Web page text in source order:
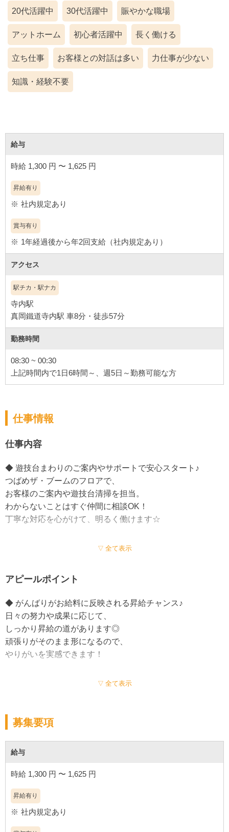
20代活躍中 30代活躍中 賑やかな職場
アットホーム 初心者活躍中 長く働ける
立ち仕事 お客様との対話は多い 力仕事が少ない
知識・経験不要
給与
時給 1,300 円 〜 1,625 円
昇給有り
社内規定あり
賞与有り
1年経過後から年2回支給（社内規定あり）
アクセス
駅チカ・駅ナカ
寺内駅
真岡鐵道寺内駅 車8分・徒歩57分
勤務時間
08:30 ~ 00:30
上記時間内で1日6時間～、週5日～勤務可能な方
仕事情報
仕事内容
◆ 遊技台まわりのご案内やサポートで安心スタート♪
つばめザ・ブームのフロアで、
お客様のご案内や遊技台清掃を担当。
わからないことはすぐ仲間に相談OK！
丁寧な対応を心がけて、明るく働けます☆
◆ 景品交換やカウンター業務も楽しく♪
未経験の方も丁寧に教えます。
◆ 機械管理で重たい作業なし！
各台計数機が導入済みなので、
玉運びなどの重労働がありません。
体への負担が少なく働きやすい！
全て表示
アピールポイント
◆ がんばりがお給料に反映される昇給チャンス♪
日々の努力や成果に応じて、
しっかり昇給の道があります◎
頑張りがそのまま形になるので、
やりがいを実感できます！
◆ うれしい賞与でモチベーションアップ☆
プラスアルファのご褒美も！
毎日の仕事に張り合いが出ます。
◆ 髪色自由であなたらしい個性も大歓迎！
おしゃれに自分らしく働ける職場。
好きなカラーでOK！
自分の個性を大切にできる環境です☆
全て表示
募集要項
給与
時給 1,300 円 〜 1,625 円
昇給有り
社内規定あり